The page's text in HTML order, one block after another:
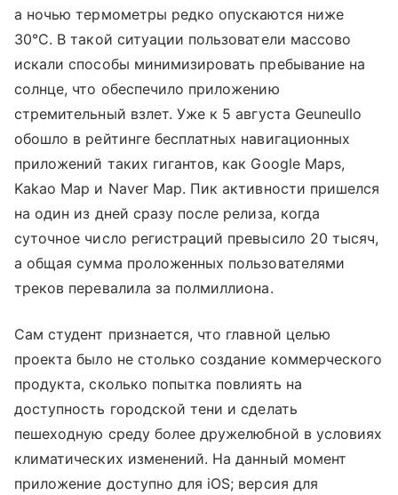
а ночью термометры редко опускаются ниже
30°C. В такой ситуации пользователи массово
искали способы минимизировать пребывание на
солнце, что обеспечило приложению
стремительный взлет. Уже к 5 августа Geuneullo
обошло в рейтинге бесплатных навигационных
приложений таких гигантов, как Google Maps,
Kakao Map и Naver Map. Пик активности пришелся
на один из дней сразу после релиза, когда
суточное число регистраций превысило 20 тысяч,
а общая сумма проложенных пользователями
треков перевалила за полмиллиона.
Сам студент признается, что главной целью
проекта было не столько создание коммерческого
продукта, сколько попытка повлиять на
доступность городской тени и сделать
пешеходную среду более дружелюбной в условиях
климатических изменений. На данный момент
приложение доступно для iOS; версия для